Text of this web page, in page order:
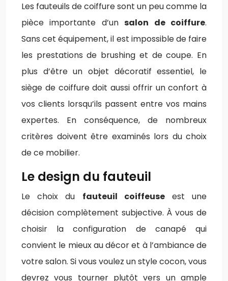
Les fauteuils de coiffure sont un peu comme la
pièce importante d’unsalon de coiffure.
Sans cet équipement, il est impossible de faire
les prestations de brushing et de coupe. En
plus d’être un objet décoratif essentiel, le
siège de coiffure doit aussi offrir un confort à
vos clients lorsqu’ils passent entre vos mains
expertes. En conséquence, de nombreux
critères doivent être examinés lors du choix
de ce mobilier.
Le design du fauteuil
Le choix du fauteuil coiffeuseest une
décision complètement subjective. À vous de
choisir la configuration de canapé qui
convient le mieux au décor et à l’ambiance de
votre salon. Si vous voulez un style cocon, vous
devrez vous tourner plutôt vers un ample